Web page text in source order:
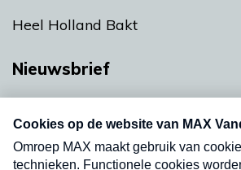
Heel Holland Bakt
Nieuwsbrief
nieuwsbrief. Elke vrijdag- en
uw mailbox.